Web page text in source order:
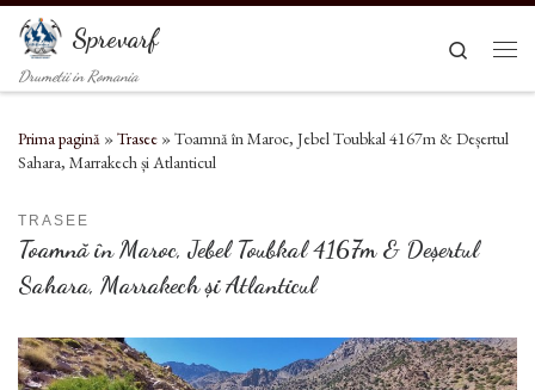
Sari la conținut
Sprevarf
Drumetii in Romania
Search
Prima pagină »Trasee »Toamnă în Maroc, Jebel Toubkal 4167m & Deșertul
Sahara, Marrakech și Atlanticul
TRASEE
Toamnă în Maroc, Jebel Toubkal 4167m & Deșertul
Sahara, Marrakech și Atlanticul